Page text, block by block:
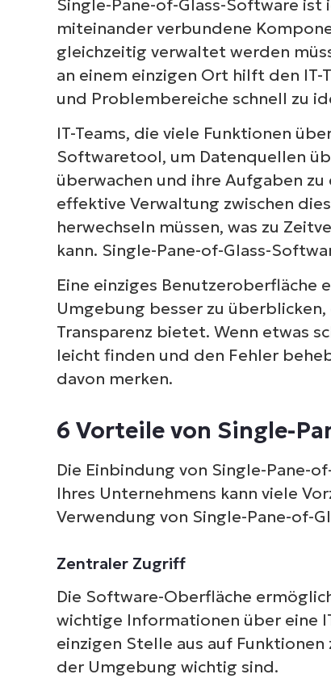
Single-Pane-of-Glass-Software
miteinander verbundene
gleichzeitig verwaltet werden
an einem einzigen Ort hilft den
und Problembereiche schnell zu
IT-Teams, die viele Funktionen
Softwaretool, um Datenquellen
überwachen und ihre Aufgaben
effektive Verwaltung zwischen
herwechseln müssen, was zu
kann. Single-Pane-of-Glass-
Eine einziges Benutzeroberfläche
Umgebung besser zu
Transparenz bietet. Wenn etwas
leicht finden und den Fehler
davon merken.
6 Vorteile von Single-
Die Einbindung von Single-Pane-
Ihres Unternehmens kann viele
Verwendung von Single-Pane-of-
Zentraler Zugriff
Die Software-Oberfläche
wichtige Informationen über eine
einzigen Stelle aus auf
der Umgebung wichtig sind.